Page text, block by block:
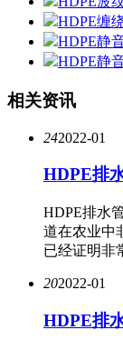
HDPE缠
HDPE静
HDPE静
相关资讯
242022-01
HDPE排
HDPE排水
道在农业中
已经证明非
202022-01
HDPE排